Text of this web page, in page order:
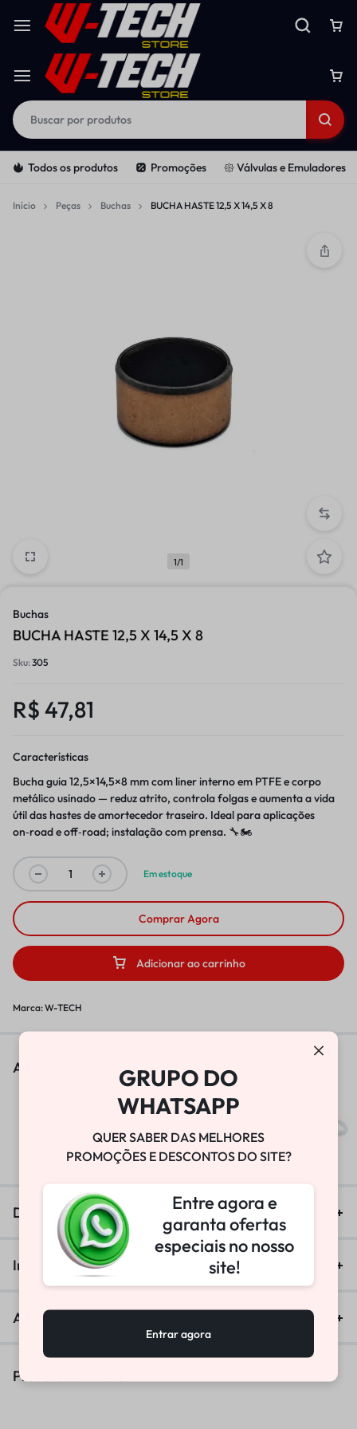
Todos os produtos Promoções 𑁍 Válvulas e Emuladores
Início Peças Buchas BUCHA HASTE 12,5 X 14,5 X 8
1/1
Buchas
BUCHA HASTE 12,5 X 14,5 X 8
Sku:305
R$ 47,81
Características
Bucha guia 12,5×14,5×8 mm com liner interno em PTFE e corpo
metálico usinado — reduz atrito, controla folgas e aumenta a vida
útil das hastes de amortecedor traseiro. Ideal para aplicações
on‑road e off‑road; instalação com prensa. 🔧🏍️
Em estoque
Adicionar ao carrinho
Comprar Agora
Marca:W-TECH
As pessoas também viram
BOMBA DE VÁCUO
R$25.800,00
Descrição
Informação adicional
Avaliações (0)
Produtos Similares
GRUPO DO
WHATSAPP
QUER SABER DAS MELHORES
PROMOÇÕES E DESCONTOS DO SITE?
Entre agora e
garanta ofertas
especiais no nosso
site!
Entrar agora